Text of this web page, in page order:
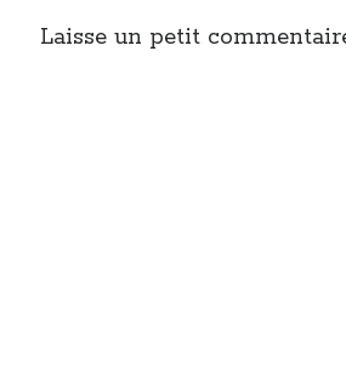
Laisse un petit